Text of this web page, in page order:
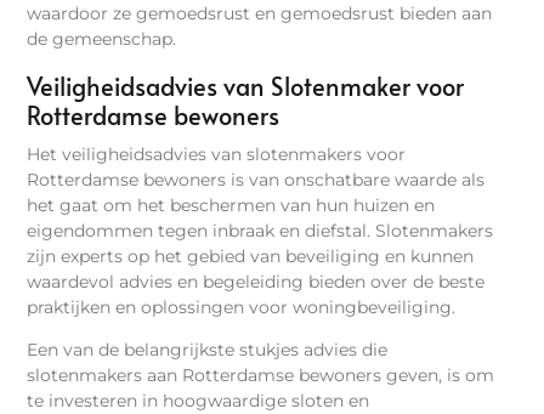
waardoor ze gemoedsrust en gemoedsrust bieden aan
de gemeenschap.
Veiligheidsadvies van Slotenmaker voor
Rotterdamse bewoners
Het veiligheidsadvies van slotenmakers voor
Rotterdamse bewoners is van onschatbare waarde als
het gaat om het beschermen van hun huizen en
eigendommen tegen inbraak en diefstal. Slotenmakers
zijn experts op het gebied van beveiliging en kunnen
waardevol advies en begeleiding bieden over de beste
praktijken en oplossingen voor woningbeveiliging.
Een van de belangrijkste stukjes advies die
slotenmakers aan Rotterdamse bewoners geven, is om
te investeren in hoogwaardige sloten en